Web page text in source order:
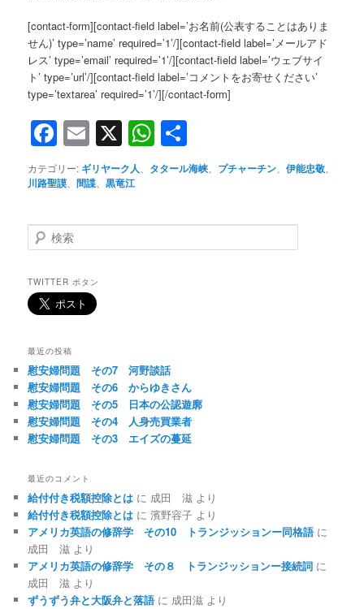
[contact-form][contact-field label=’お名前(公表することはありま
せん)’ type=’name’ required=’1’/][contact-field label=’メールアド
レス’ type=’email’ required=’1’/][contact-field label=’ウェブサイ
ト’ type=’url’/][contact-field label=’コメントをお寄せください’
type=’textarea’ required=’1’/][/contact-form]
Facebook
Email
X WhatsApp
有
カテゴリー: ギリヤーク人 タタール海峡 プチャーチン 、伊能忠敬
川路聖謨 、間諜 、黒竜江
検
索
TWITTER ボタン
最近の投稿
慰安婦問題 その7 河野談話
慰安婦問題 その6 からゆきさん
慰安婦問題 その5 日本の公認遊廓
慰安婦問題 その4 人身売買業者
慰安婦問題 その3 エイズの蔓延
最近のコメント
給付付き税額控除とは に 成田 滋 より
給付付き税額控除とは に濱野容子 より
アメリカ英語の修辞学 その10 トランジッションー同格語に
成田 滋 より
アメリカ英語の修辞学 その８ トランジッションー接続詞 に
成田 滋 より
ずうずう弁と大阪弁と落語に 成田滋 より